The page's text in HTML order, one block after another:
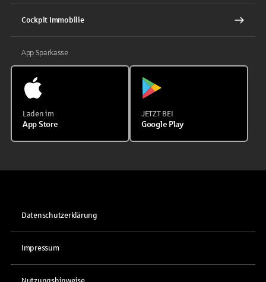
Cockpit Immobilie
App Sparkasse
Laden im
App Store
JETZT BEI
Google Play
Datenschutzerklärung
Impressum